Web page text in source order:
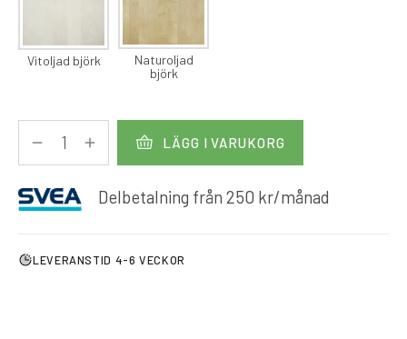
Vitoljad björk
Naturoljad
björk
LÄGG I VARUKORG
Delbetalning från 250 kr/månad
LEVERANSTID 4-6 VECKOR